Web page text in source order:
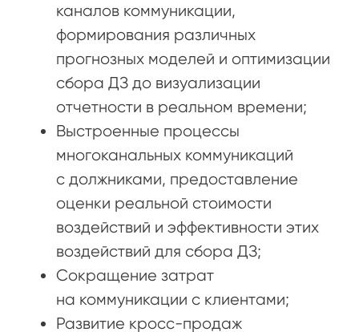
каналов коммуникации,
формирования различных
прогнозных моделей и оптимизации
сбора ДЗ до визуализации
отчетности в реальном времени;
Выстроенные процессы
многоканальных коммуникаций
с должниками, предоставление
оценки реальной стоимости
воздействий и эффективности этих
воздействий для сбора ДЗ;
Сокращение затрат
на коммуникации с клиентами;
Развитие кросс-продаж